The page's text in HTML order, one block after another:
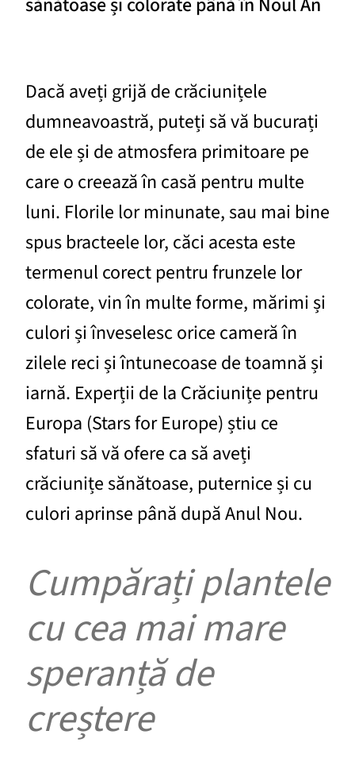
Dacă aveți grijă de crăciunițele
dumneavoastră, puteți să vă bucurați
de ele și de atmosfera primitoare pe
care o creează în casă pentru multe
luni. Florile lor minunate, sau mai bine
spus bracteele lor, căci acesta este
termenul corect pentru frunzele lor
colorate, vin în multe forme, mărimi și
culori și înveselesc orice cameră în
zilele reci și întunecoase de toamnă și
iarnă. Experții de la Crăciunițe pentru
Europa (Stars for Europe) știu ce
sfaturi să vă ofere ca să aveți
crăciunițe sănătoase, puternice și cu
culori aprinse până după Anul Nou.
Cumpărați plantele
cu cea mai mare
speranță de
creștere